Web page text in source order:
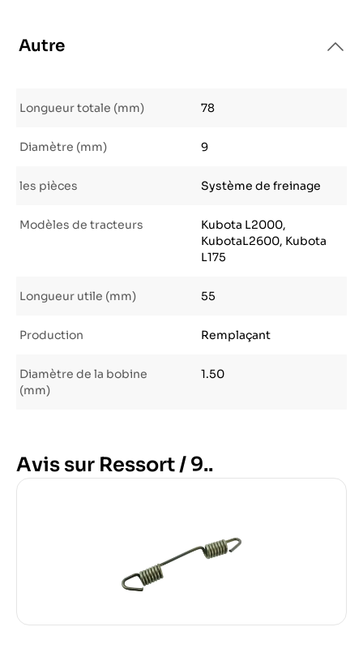
Autre
Longueur totale (mm) 78
Diamètre (mm) 9
les pièces Système de freinage
Modèles de tracteurs
Kubota L2000,
KubotaL2600, Kubota
L175
Longueur utile (mm) 55
Production Remplaçant
Diamètre de la bobine
(mm)
1.50
Avis sur Ressort / 9..